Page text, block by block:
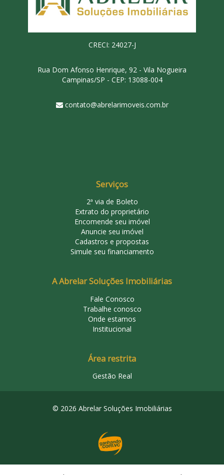
CRECI: 24027-J
Rua Dom Afonso Henrique, 92 - Vila Nogueira
Campinas/SP - CEP: 13088-004
contato@abrelarimoveis.com.br
Serviços
2ª via de Boleto
Extrato do proprietário
Encomende seu imóvel
Anuncie seu imóvel
Cadastros e propostas
Simule seu financiamento
A Abrelar Soluções Imobiliárias
Fale Conosco
Trabalhe conosco
Onde estamos
Institucional
Área restrita
Gestão Real
© 2026 Abrelar Soluções Imobiliárias